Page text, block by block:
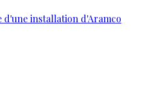
d'une installation d'Aramco